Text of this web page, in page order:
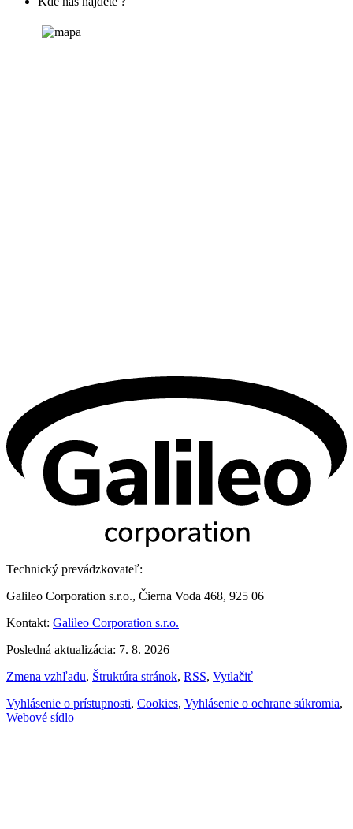
Technický prevádzkovateľ:
Galileo Corporation s.r.o., Čierna Voda 468, 925 06
Kontakt: Galileo Corporation s.r.o.
Posledná aktualizácia: 7. 8. 2026
Zmena vzhľadu, Štruktúra stránok, RSS, Vytlačiť
Vyhlásenie o prístupnosti, Cookies, Vyhlásenie o ochrane súkromia,
Webové sídlo